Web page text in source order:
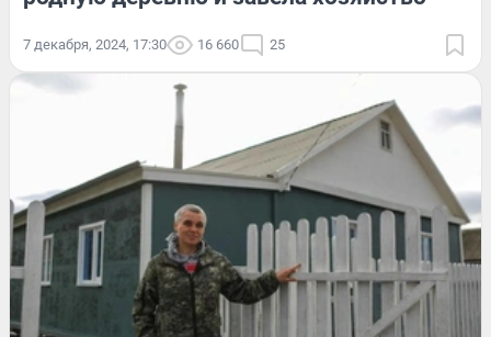
7 декабря, 2024, 17:30 16 660 25